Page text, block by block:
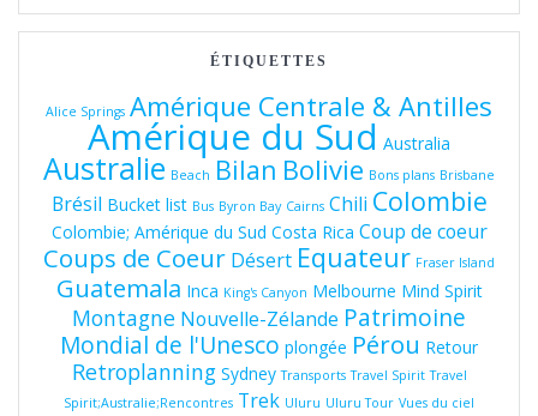
ÉTIQUETTES
Alice Springs Amérique Centrale & Antilles
Amérique du Sud Australia
Australie Beach Bilan Bolivie Bons plans Brisbane
Brésil Bucket list Bus Byron Bay Cairns Chili Colombie
Colombie; Amérique du Sud Costa Rica Coup de coeur
Coups de Coeur Désert Equateur Fraser Island
Guatemala Inca King's Canyon Melbourne Mind Spirit
Montagne Nouvelle-Zélande Patrimoine
Mondial de l'Unesco plongée Pérou Retour
Retroplanning Sydney Transports Travel Spirit Travel
Spirit;Australie;Rencontres Trek Uluru Uluru Tour Vues du ciel